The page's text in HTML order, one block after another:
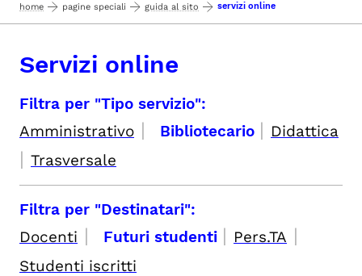
home pagine speciali guida al sito servizi online
Servizi online
Filtra per "Tipo servizio":
Amministrativo | Bibliotecario | Didattica
| Trasversale
Filtra per "Destinatari":
Docenti | Futuri studenti | Pers.TA |
Studenti iscritti